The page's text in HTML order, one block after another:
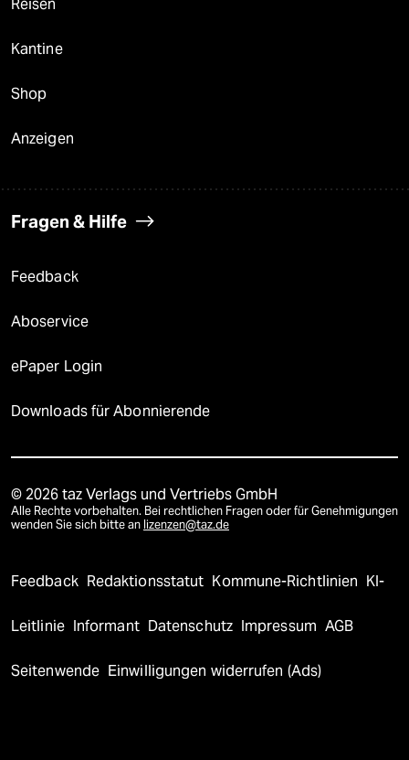
Reisen
Kantine
Shop
Anzeigen
Fragen & Hilfe
Feedback
Aboservice
ePaper Login
Downloads für Abonnierende
© 2026 taz Verlags und Vertriebs GmbH
Alle Rechte vorbehalten. Bei rechtlichen Fragen oder für Genehmigungen
wenden Sie sich bitte an lizenzen@taz.de
Feedback Redaktionsstatut Kommune-Richtlinien KI-
Leitlinie Informant Datenschutz Impressum AGB
Seitenwende Einwilligungen widerrufen (Ads)